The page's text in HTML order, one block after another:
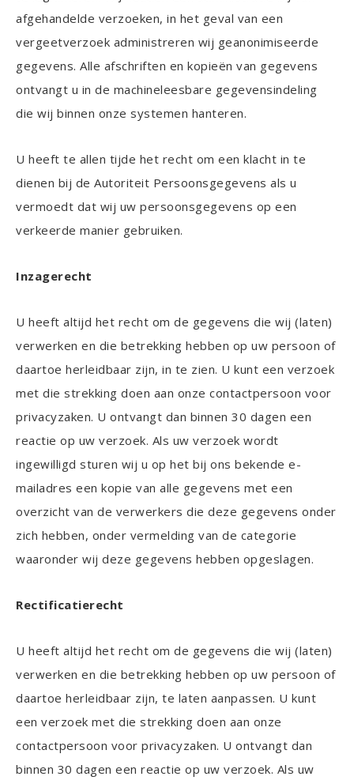
afgehandelde verzoeken, in het geval van een
vergeetverzoek administreren wij geanonimiseerde
gegevens. Alle afschriften en kopieën van gegevens
ontvangt u in de machineleesbare gegevensindeling
die wij binnen onze systemen hanteren.
U heeft te allen tijde het recht om een klacht in te
dienen bij de Autoriteit Persoonsgegevens als u
vermoedt dat wij uw persoonsgegevens op een
verkeerde manier gebruiken.
Inzagerecht
U heeft altijd het recht om de gegevens die wij (laten)
verwerken en die betrekking hebben op uw persoon of
daartoe herleidbaar zijn, in te zien. U kunt een verzoek
met die strekking doen aan onze contactpersoon voor
privacyzaken. U ontvangt dan binnen 30 dagen een
reactie op uw verzoek. Als uw verzoek wordt
ingewilligd sturen wij u op het bij ons bekende e-
mailadres een kopie van alle gegevens met een
overzicht van de verwerkers die deze gegevens onder
zich hebben, onder vermelding van de categorie
waaronder wij deze gegevens hebben opgeslagen.
Rectificatierecht
U heeft altijd het recht om de gegevens die wij (laten)
verwerken en die betrekking hebben op uw persoon of
daartoe herleidbaar zijn, te laten aanpassen. U kunt
een verzoek met die strekking doen aan onze
contactpersoon voor privacyzaken. U ontvangt dan
binnen 30 dagen een reactie op uw verzoek. Als uw